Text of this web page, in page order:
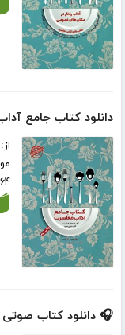
دانلود کتاب جامع
از:
۶۶۴
🎧 دانلود کتاب صوتی